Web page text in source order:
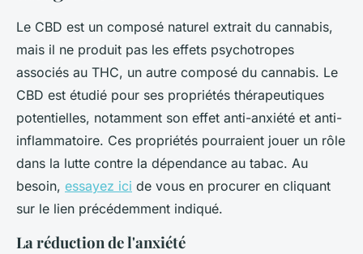
Le CBD est un composé naturel extrait du cannabis,
mais il ne produit pas les effets psychotropes
associés au THC, un autre composé du cannabis. Le
CBD est étudié pour ses propriétés thérapeutiques
potentielles, notamment son effet anti-anxiété et anti-
inflammatoire. Ces propriétés pourraient jouer un rôle
dans la lutte contre la dépendance au tabac. Au
besoin, essayez ici de vous en procurer en cliquant
sur le lien précédemment indiqué.
La réduction de l'anxiété